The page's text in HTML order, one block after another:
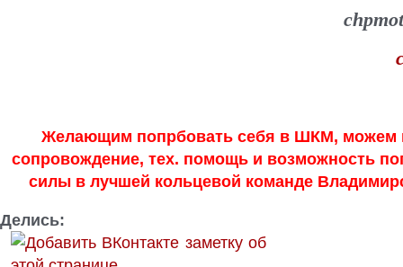
Желающим попрбовать себя в ШКМ, можем
сопровождение, тех. помощь и возможность
силы в лучшей кольцевой команде
Делись: